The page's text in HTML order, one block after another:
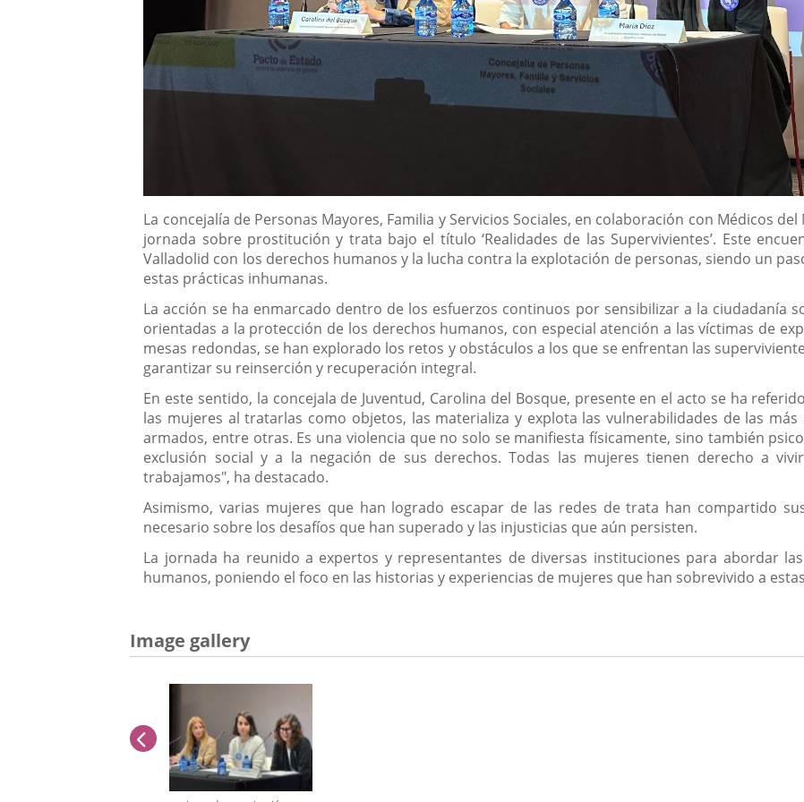
Descripción
La concejalía de Personas Mayores, Familia y Servicios Sociales, en colaboración con Médicos
jornada sobre prostitución y trata bajo el título ‘Realidades de las Supervivientes’. Este
Valladolid con los derechos humanos y la lucha contra la explotación de personas, siendo un
estas prácticas inhumanas.
La acción se ha enmarcado dentro de los esfuerzos continuos por sensibilizar a la ciudadanía
orientadas a la protección de los derechos humanos, con especial atención a las víctimas de
mesas redondas, se han explorado los retos y obstáculos a los que se enfrentan las
garantizar su reinserción y recuperación integral.
En este sentido, la concejala de Juventud, Carolina del Bosque, presente en el acto se ha
las mujeres al tratarlas como objetos, las materializa y explota las vulnerabilidades de las
armados, entre otras. Es una violencia que no solo se manifiesta físicamente, sino también
exclusión social y a la negación de sus derechos. Todas las mujeres tienen derecho a
trabajamos", ha destacado.
Asimismo, varias mujeres que han logrado escapar de las redes de trata han compartido
necesario sobre los desafíos que han superado y las injusticias que aún persisten.
La jornada ha reunido a expertos y representantes de diversas instituciones para abordar
humanos, poniendo el foco en las historias y experiencias de mujeres que han sobrevivido a
Image gallery
previus